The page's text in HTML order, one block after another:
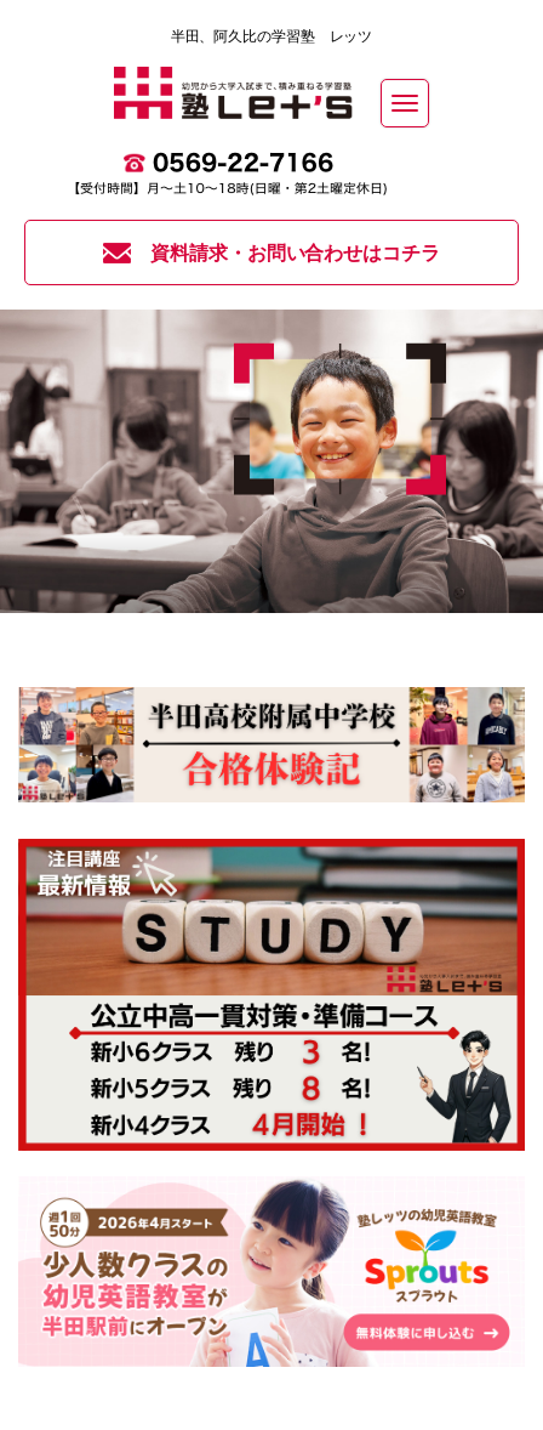
半田、阿久比の学習塾 レッツ
Toggle
navigation
資料請求・お問い合わせはコチラ